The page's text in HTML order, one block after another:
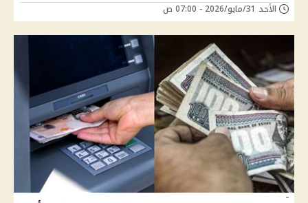
الأحد 31/مايو/2026 - 07:00 ص